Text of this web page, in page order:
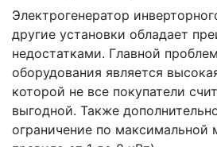
Электрогенератор
другие установки обладает
недостатками. Главной
оборудования является
которой не все покупатели
выгодной. Также
ограничение по максимальной